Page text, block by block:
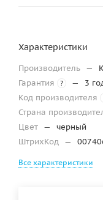
Характеристики
Производитель —
Гарантия
? —
3
Код производителя
Страна
Цвет —
черный
ШтрихКод —
Все характеристики